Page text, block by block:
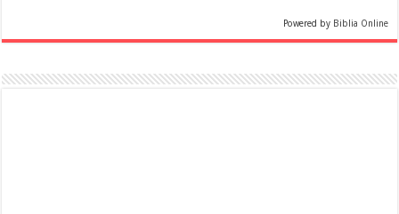
Powered by Biblia Online